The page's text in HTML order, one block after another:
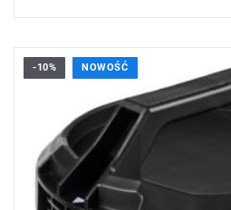
-10% NOWOŚĆ